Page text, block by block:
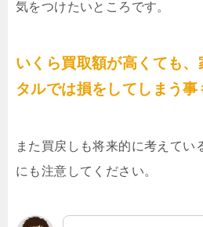
気をつけたいところです。
いくら買取額が高くても
タルでは損をしてしまう事
また買戻しも将来的に考えてい
にも注意してください。